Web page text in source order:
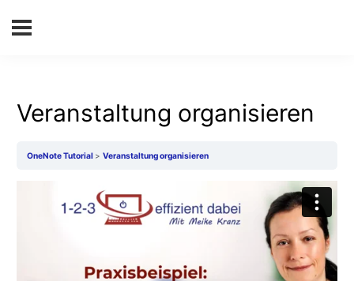
Veranstaltung organisieren
OneNote Tutorial Veranstaltung organisieren